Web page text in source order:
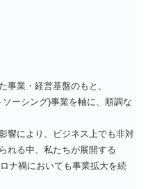
事業・経営基盤のもと、
ーシング)事業を軸に、順調な
響により、ビジネス上でも非対
れる中、私たちが展開する
ナ禍においても事業拡大を続